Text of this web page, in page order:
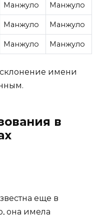
Манжуло Манжуло
Манжуло Манжуло
Манжуло Манжуло
имени
в
еще в
она имела